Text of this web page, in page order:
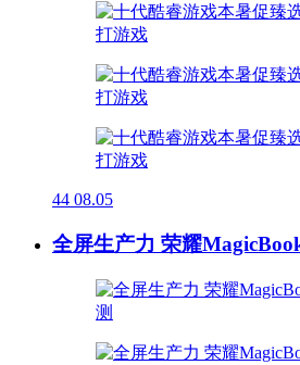
44 08.05
全屏生产力 荣耀